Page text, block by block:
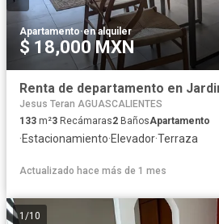
Apartamento·en alquiler
$ 18,000 MXN
Jesus Teran AGUASCALIENTES
133 m²3 Recámaras2 BañosApartamento
·Estacionamiento·Elevador·Terraza
Actualizado hace más de 1 mes
1 /10